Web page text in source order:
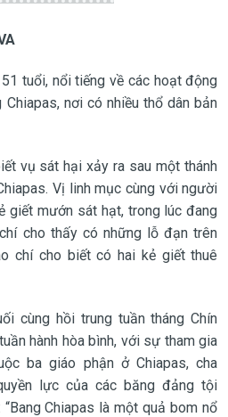
tuổi, nổi tiếng về các hoạt động
nơi có nhiều thổ dân bản
vụ sát hại xảy ra sau một thánh
Vị linh mục cùng với người
giết mướn sát hạt, trong lúc đang
cho thấy có những lỗ đạn trên
chí cho biết có hai kẻ giết thuê
cùng hồi trung tuần tháng Chín
hành hòa bình, với sự tham gia
ba giáo phận ở Chiapas, cha
lực của các băng đảng tội
Chiapas là một quả bom nổ